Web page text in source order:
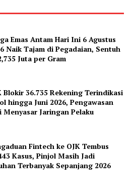
Emas Antam Hari Ini 6 Agustus
Naik Tajam di Pegadaian, Sentuh
Juta per Gram
Blokir 36.735 Rekening Terindikasi
hingga Juni 2026, Pengawasan
Menyasar Jaringan Pelaku
Fintech ke OJK Tembus
Kasus, Pinjol Masih Jadi
Terbanyak Sepanjang 2026